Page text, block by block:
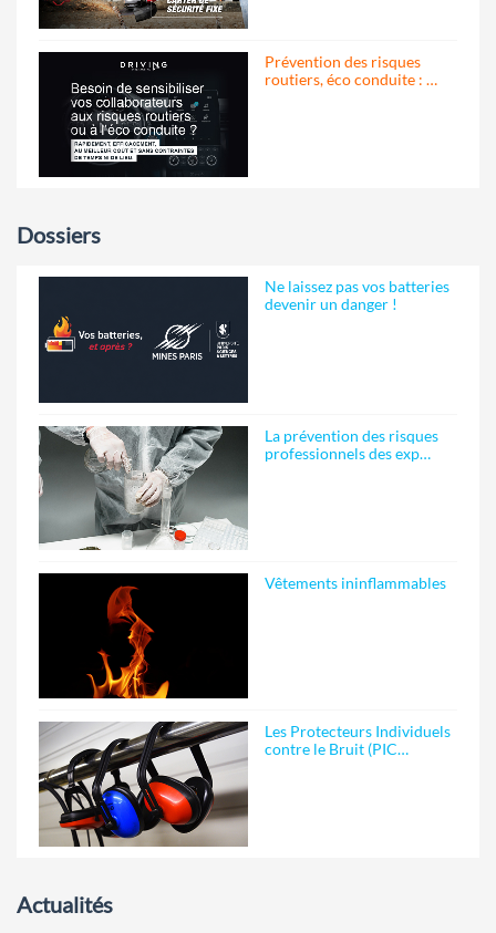
Prévention des risques
routiers, éco conduite : …
Dossiers
Ne laissez pas vos batteries
devenir un danger !
La prévention des risques
professionnels des exp…
Vêtements ininflammables
Les Protecteurs Individuels
contre le Bruit (PIC…
Actualités